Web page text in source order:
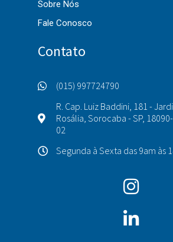
Sobre Nós
Fale Conosco
Contato
(015) 997724790
R. Cap. Luiz Baddini, 181 -
Rosália, Sorocaba - SP,
02
Segunda à Sexta das 9am às